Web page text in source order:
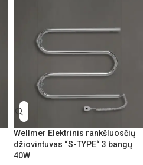
Wellmer Elektrinis rankšluosčių
džiovintuvas “S-TYPE“ 3 bangų
40W